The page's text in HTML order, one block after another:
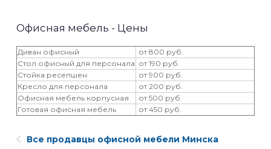
Офисная мебель - Цены
Диван офисный
от 800 руб.
Стол офисный для персонала от 190 руб.
Стойка ресепшен
от 900 руб.
Кресло для персонала
от 200 руб.
Офисная мебель корпусная
от 500 руб.
Готовая офисная мебель
от 450 руб.
Все продавцы офисной мебели Минска